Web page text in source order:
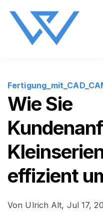
Blog
Über WeSt
Wie Sie
effizient
Von Ulrich Alt, Jul 17,